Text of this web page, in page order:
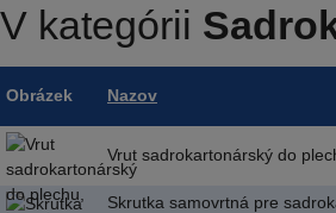
V kategórii
Obrázek Nazov
Vrut sadrokartonárský do
Skrutka samovrtná pre